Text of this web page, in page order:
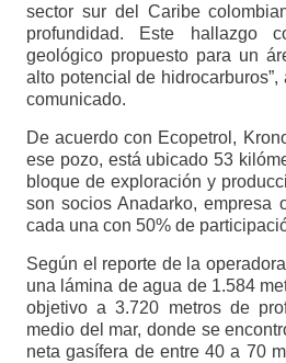
sector sur del Caribe
profundidad. Este hallazgo
geológico propuesto para un
alto potencial de
comunicado.
De acuerdo con Ecopetrol,
ese pozo, está ubicado 53
bloque de exploración y
son socios Anadarko, empresa
cada una con 50% de
Según el reporte de la
una lámina de agua de 1.584
objetivo a 3.720 metros de
medio del mar, donde se
neta gasífera de entre 40 a 70